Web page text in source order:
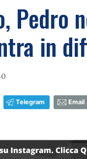
Pedro
in
Telegram Email